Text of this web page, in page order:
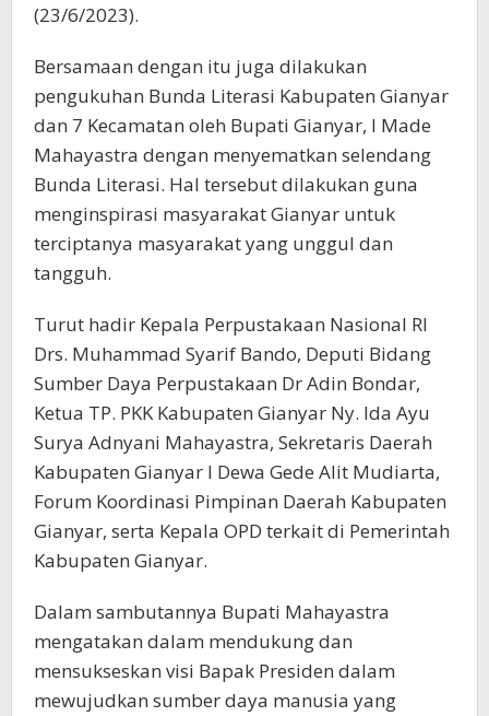
(23/6/2023).
Bersamaan dengan itu juga dilakukan
pengukuhan Bunda Literasi Kabupaten Gianyar
dan 7 Kecamatan oleh Bupati Gianyar, I Made
Mahayastra dengan menyematkan selendang
Bunda Literasi. Hal tersebut dilakukan guna
menginspirasi masyarakat Gianyar untuk
terciptanya masyarakat yang unggul dan
tangguh.
Turut hadir Kepala Perpustakaan Nasional RI
Drs. Muhammad Syarif Bando, Deputi Bidang
Sumber Daya Perpustakaan Dr Adin Bondar,
Ketua TP. PKK Kabupaten Gianyar Ny. Ida Ayu
Surya Adnyani Mahayastra, Sekretaris Daerah
Kabupaten Gianyar I Dewa Gede Alit Mudiarta,
Forum Koordinasi Pimpinan Daerah Kabupaten
Gianyar, serta Kepala OPD terkait di Pemerintah
Kabupaten Gianyar.
Dalam sambutannya Bupati Mahayastra
mengatakan dalam mendukung dan
mensukseskan visi Bapak Presiden dalam
mewujudkan sumber daya manusia yang